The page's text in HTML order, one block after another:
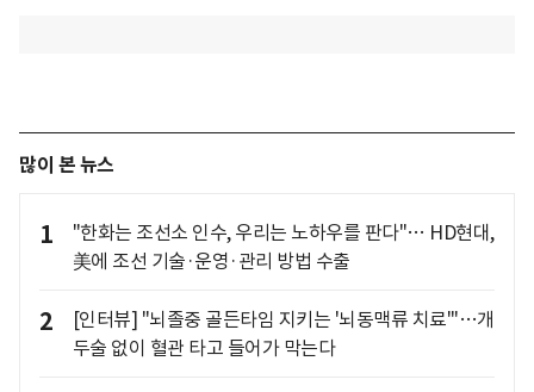
많이 본 뉴스
1
"한화는 조선소 인수, 우리는 노하우를 판다"… HD현대,
美에 조선 기술·운영·관리 방법 수출
2
[인터뷰] "뇌졸중 골든타임 지키는 '뇌동맥류 치료'"…개
두술 없이 혈관 타고 들어가 막는다